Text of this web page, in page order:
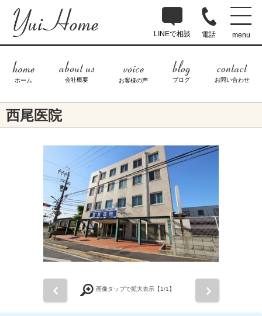
LINEで相談 電話 menu
ホーム 会社概要 お客様の声 ブログ お問い合わせ
西尾医院
画像タップで拡大表示【1/1】